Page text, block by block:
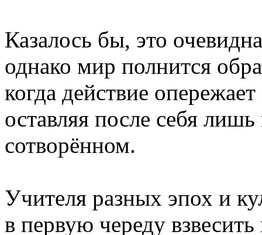
Казалось бы, это
однако мир полнится
когда действие
оставляя после себя
сотворённом.
Учителя разных эпох и
в первую череду